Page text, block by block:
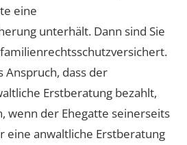
eine
unterhält. Dann sind Sie
Anspruch, dass der
Erstberatung bezahlt,
wenn der Ehegatte seinerseits
eine anwaltliche Erstberatung